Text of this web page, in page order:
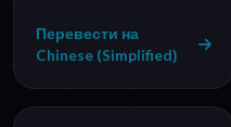
Перевести на
Chinese (Simplified)